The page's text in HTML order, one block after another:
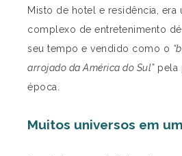
Misto de hotel e residência, era
complexo de entretenimento
seu tempo e vendido como o
arrojado da América do Sul”pela
época.
Muitos universos em um